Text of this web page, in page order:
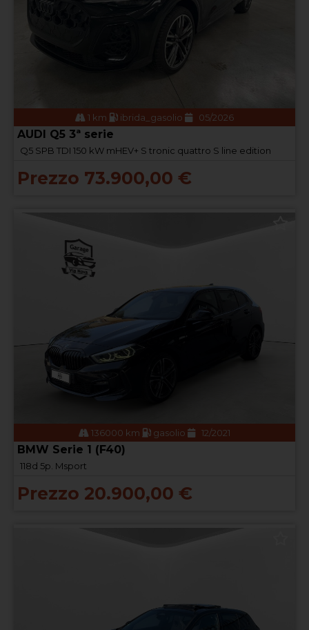
1 km ibrida_gasolio 05/2026
AUDI Q5 3ª serie
Q5 SPB TDI 150 kW mHEV+ S tronic quattro S line edition
Prezzo 73.900,00 €
136000 km gasolio 12/2021
BMW Serie 1 (F40)
118d 5p. Msport
Prezzo 20.900,00 €